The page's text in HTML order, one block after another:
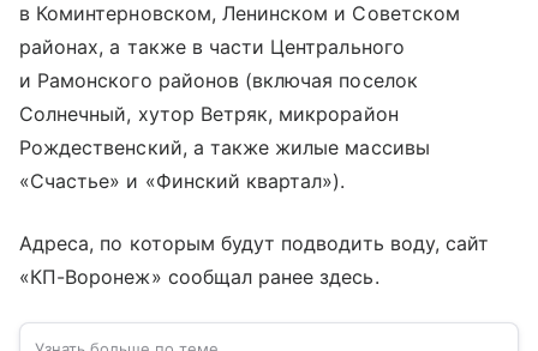
в Коминтерновском, Ленинском и Советском
районах, а также в части Центрального
и Рамонского районов (включая поселок
Солнечный, хутор Ветряк, микрорайон
Рождественский, а также жилые массивы
«Счастье» и «Финский квартал»).
Адреса, по которым будут подводить воду, сайт
«КП-Воронеж» сообщал ранее здесь.